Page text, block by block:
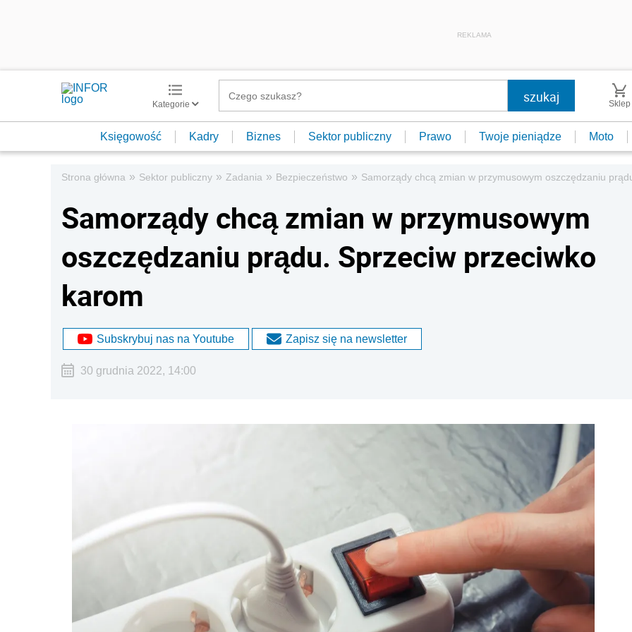
REKLAMA
Kategorie Sklep
Księgowość Kadry Biznes Sektor publiczny Prawo Twoje pieniądze Moto
Strona główna » Sektor publiczny » Zadania » Bezpieczeństwo » Samorządy chcą zmian w przymusowym oszczędzaniu
Samorządy chcą zmian w przymusowym
oszczędzaniu prądu. Sprzeciw przeciwko
karom
Subskrybuj nas na Youtube Zapisz się na newsletter
30 grudnia 2022, 14:00